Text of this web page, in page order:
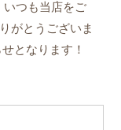
いつも当店をご
がとうございま
となります！